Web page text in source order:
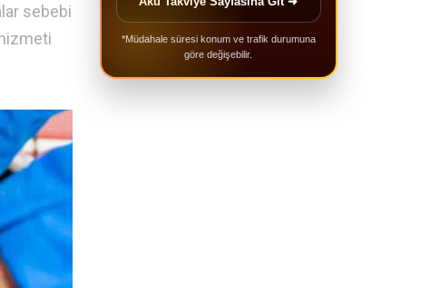
sebebi
*Müdahale süresi konum ve trafik durumuna
göre değişebilir.